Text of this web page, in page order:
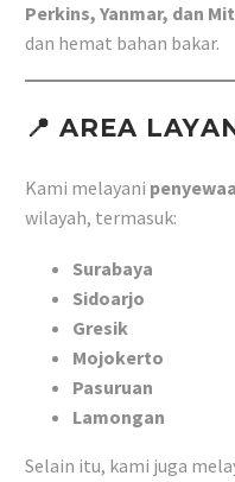
Perkins, Yanmar, dan
dan hemat bahan bakar.
📍 AREA
Kami melayani
wilayah, termasuk:
Surabaya
Sidoarjo
Gresik
Mojokerto
Pasuruan
Lamongan
Selain itu, kami juga